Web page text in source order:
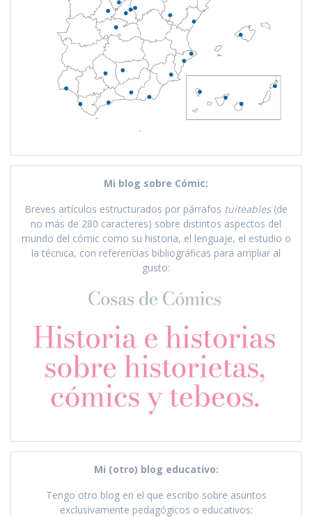
Mi blog sobre Cómic:
Breves artículos estructurados por párrafos tuiteables(de
no más de 280 caracteres) sobre distintos aspectos del
mundo del cómic como su historia, el lenguaje, el estudio o
la técnica, con referencias bibliográficas para ampliar al
gusto:
Mi (otro) blog educativo:
Tengo otro blog en el que escribo sobre asuntos
exclusivamente pedagógicos o educativos: